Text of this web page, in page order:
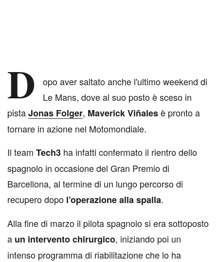
D
opo aver saltato anche l'ultimo weekend di
Le Mans, dove al suo posto è sceso in
pistaJonas Folger, Maverick Viñalesè pronto a
tornare in azione nel Motomondiale.
Il team Tech3 ha infatti confermato il rientro dello
spagnolo in occasione del Gran Premio di
Barcellona, al termine di un lungo percorso di
recupero dopo l’operazione alla spalla.
Alla fine di marzo il pilota spagnolo si era sottoposto
a un intervento chirurgico, iniziando poi un
intenso programma di riabilitazione che lo ha